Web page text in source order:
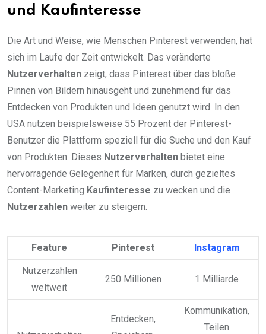
und Kaufinteresse
Die Art und Weise, wie Menschen Pinterest verwenden, hat
sich im Laufe der Zeit entwickelt. Das veränderte
Nutzerverhalten zeigt, dass Pinterest über das bloße
Pinnen von Bildern hinausgeht und zunehmend für das
Entdecken von Produkten und Ideen genutzt wird. In den
USA nutzen beispielsweise 55 Prozent der Pinterest-
Benutzer die Plattform speziell für die Suche und den Kauf
von Produkten. Dieses Nutzerverhalten bietet eine
hervorragende Gelegenheit für Marken, durch gezieltes
Content-Marketing Kaufinteresse zu wecken und die
Nutzerzahlen weiter zu steigern.
Feature Pinterest Instagram
Nutzerzahlen
weltweit
250 Millionen 1 Milliarde
Entdecken,
Kommunikation,
Teilen